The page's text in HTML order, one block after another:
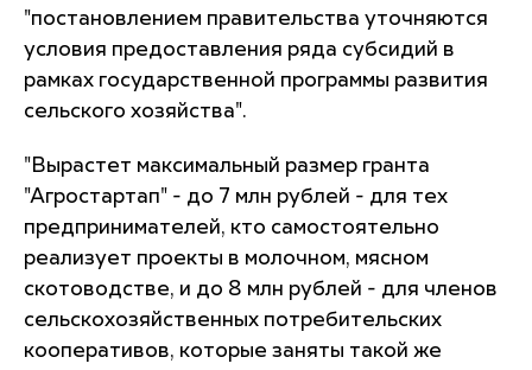
"постановлением правительства уточняются
условия предоставления ряда субсидий в
рамках государственной программы развития
сельского хозяйства".
"Вырастет максимальный размер гранта
"Агростартап" - до 7 млн рублей - для тех
предпринимателей, кто самостоятельно
реализует проекты в молочном, мясном
скотоводстве, и до 8 млн рублей - для членов
сельскохозяйственных потребительских
кооперативов, которые заняты такой же